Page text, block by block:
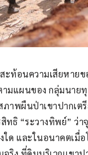
ะท้อนความเสียหายข
ามแผนของ กลุ่มนาย
ภาพผืนป่าเขาปากเต
ทธิ “ระวางทิพย์” ว่า
ใด และในอนาคตเมื่อ